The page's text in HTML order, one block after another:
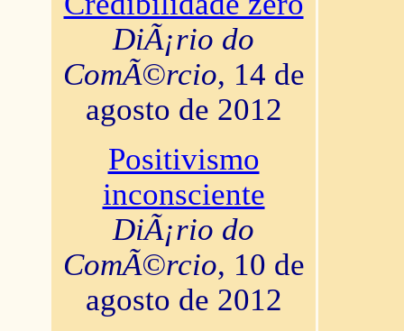
DiÃ¡rio do
ComÃ©rcio, 14 de
agosto de 2012
Positivismo
inconsciente
DiÃ¡rio do
ComÃ©rcio, 10 de
agosto de 2012